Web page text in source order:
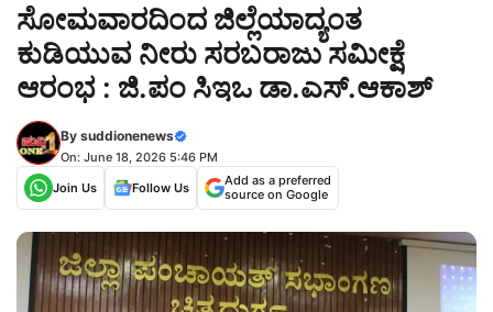
ಸೋಮವಾರದಿಂದ ಜಿಲ್ಲೆಯಾದ್ಯಂತ
ಕುಡಿಯುವ ನೀರು ಸರಬರಾಜು ಸಮೀಕ್ಷೆ
ಆರಂಭ : ಜಿ.ಪಂ ಸಿಇಒ ಡಾ.ಎಸ್.ಆಕಾಶ್
By suddionenews
On: June 18, 2026 5:46 PM
Join Us
Follow Us
Add as a preferred
source on Google